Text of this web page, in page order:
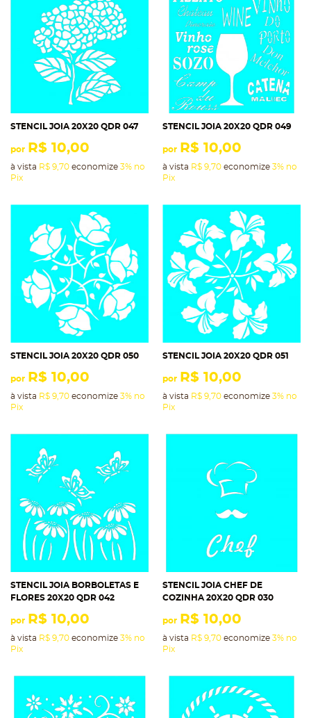
STENCIL JOIA 20X20 QDR 047
por R$ 10,00
à vista R$ 9,70 economize 3% no
Pix
STENCIL JOIA 20X20 QDR 049
por R$ 10,00
à vista R$ 9,70 economize 3% no
Pix
STENCIL JOIA 20X20 QDR 050
por R$ 10,00
à vista R$ 9,70 economize 3% no
Pix
STENCIL JOIA 20X20 QDR 051
por R$ 10,00
à vista R$ 9,70 economize 3% no
Pix
STENCIL JOIA BORBOLETAS E
FLORES 20X20 QDR 042
por R$ 10,00
à vista R$ 9,70 economize 3% no
Pix
STENCIL JOIA CHEF DE
COZINHA 20X20 QDR 030
por R$ 10,00
à vista R$ 9,70 economize 3% no
Pix